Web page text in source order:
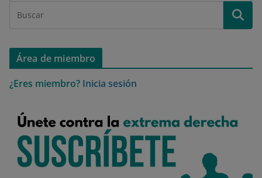
Área de miembro
¿Eres miembro? Inicia sesión